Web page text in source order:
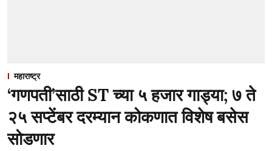
महाराष्ट्र
‘गणपती’साठी ST च्या ५ हजार गाड्या; ७ ते
२५ सप्टेंबर दरम्यान कोकणात विशेष बसेस
सोडणार